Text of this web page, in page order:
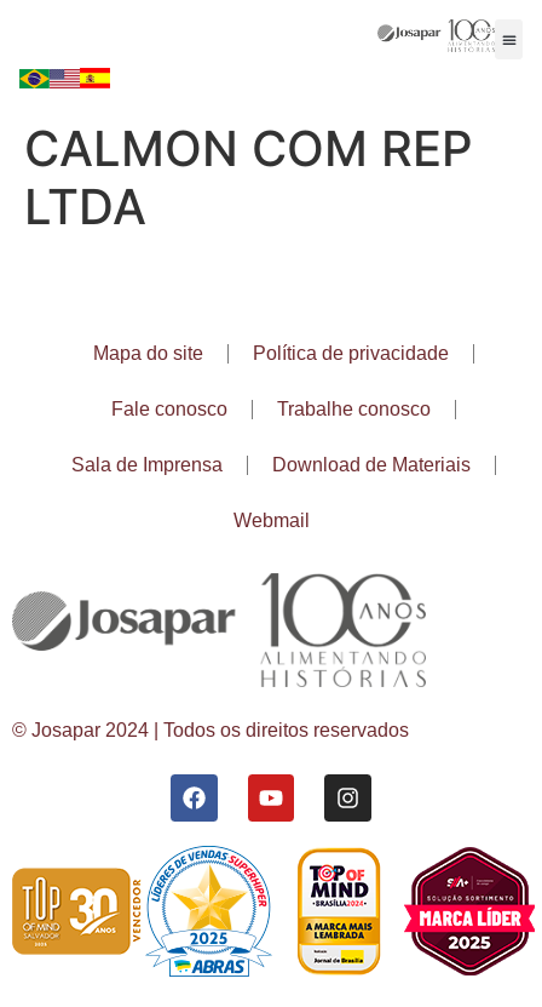
CALMON COM REP
LTDA
Mapa do site Política de privacidade
Fale conosco Trabalhe conosco
Sala de Imprensa Download de Materiais
Webmail
© Josapar 2024 | Todos os direitos reservados